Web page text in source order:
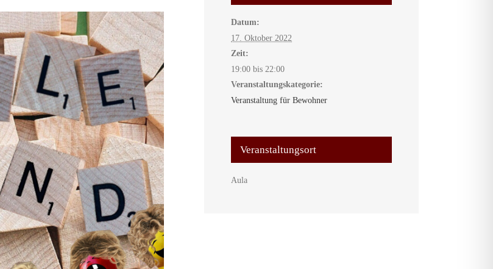
Datum:
17. Oktober 2022
Zeit:
19:00 bis 22:00
Veranstaltungskategorie:
Veranstaltung für Bewohner
Veranstaltungsort
Aula